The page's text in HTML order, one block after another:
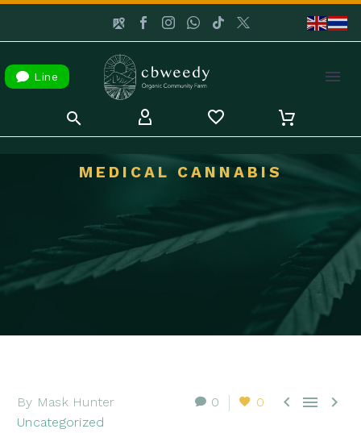
 Line
MEDICAL CANNABIS
0 0   
By Mask Hunter
Uncategorized